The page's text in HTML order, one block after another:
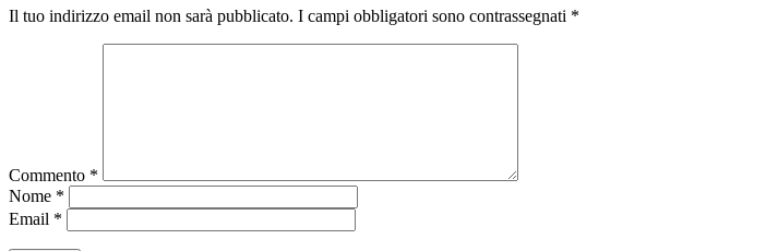
Il tuo indirizzo email non sarà pubblicato. I campi obbligatori sono contrassegnati *
Commento *
Nome *
Email *